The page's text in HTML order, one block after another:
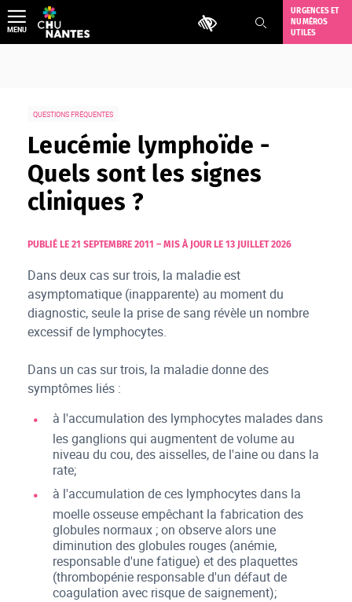
Aller
au
contenu
Outils d'accessibilité
URGENCES ET
NUMÉROS
UTILES
MENU
QUESTIONS FRÉQUENTES
Leucémie lymphoïde -
Quels sont les signes
cliniques ?
PUBLIÉ LE 21 SEPTEMBRE 2011 – MIS À JOUR LE 13 JUILLET 2026
Dans deux cas sur trois, la maladie est
asymptomatique (inapparente) au moment du
diagnostic, seule la prise de sang révèle un nombre
excessif de lymphocytes.
Dans un cas sur trois, la maladie donne des
symptômes liés :
à l'accumulation des lymphocytes malades dans
les ganglions qui augmentent de volume au
niveau du cou, des aisselles, de l'aine ou dans la
rate;
à l'accumulation de ces lymphocytes dans la
moelle osseuse empêchant la fabrication des
globules normaux ; on observe alors une
diminution des globules rouges (anémie,
responsable d'une fatigue) et des plaquettes
(thrombopénie responsable d'un défaut de
coagulation avec risque de saignement);